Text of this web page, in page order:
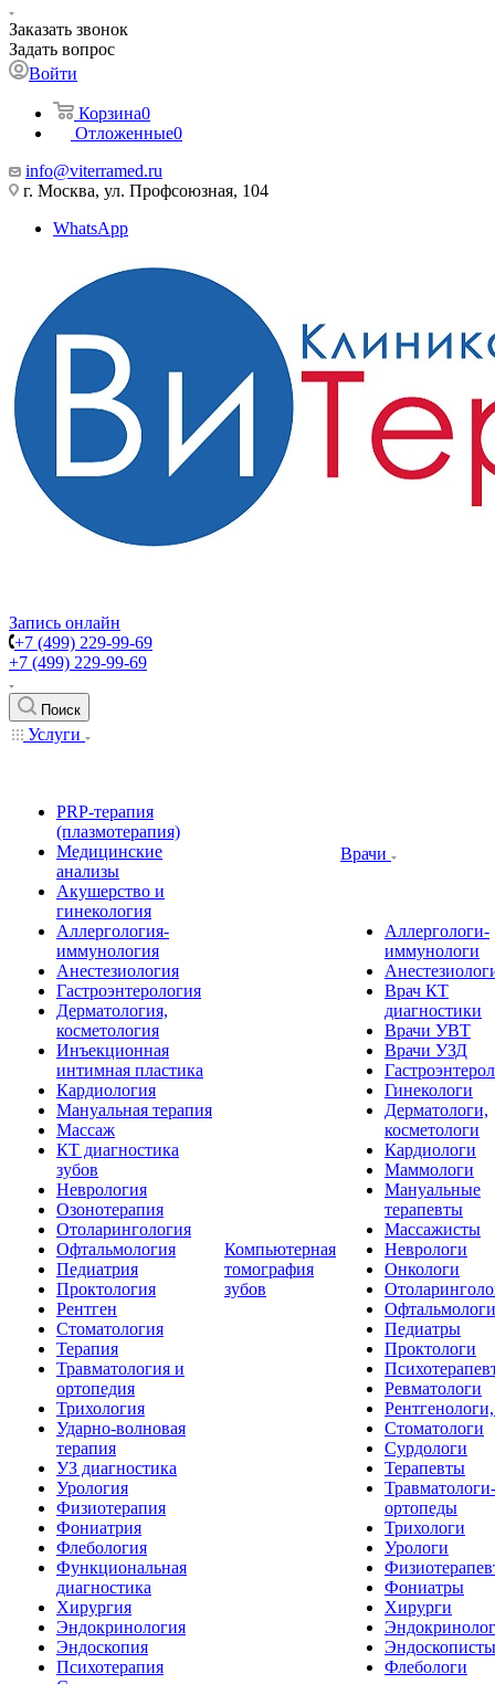
Заказать звонок
Задать вопрос
Войти
Корзина0
Отложенные0
info@viterramed.ru
г. Москва, ул. Профсоюзная, 104
WhatsApp
Запись онлайн
+7 (499) 229-99-69
+7 (499) 229-99-69
Поиск
Услуги
PRP-терапия
(плазмотерапия)
Медицинские
анализы
Акушерство и
гинекология
Аллергология-
иммунология
Анестезиология
Гастроэнтерология
Дерматология,
косметология
Инъекционная
интимная пластика
Кардиология
Мануальная терапия
Массаж
КТ диагностика
зубов
Неврология
Озонотерапия
Отоларингология
Офтальмология
Педиатрия
Проктология
Рентген
Стоматология
Терапия
Травматология и
ортопедия
Трихология
Ударно-волновая
терапия
УЗ диагностика
Урология
Физиотерапия
Фониатрия
Флебология
Функциональная
диагностика
Хирургия
Эндокринология
Эндоскопия
Психотерапия
Компьютерная
томография
зубов
Врачи
Аллергологи-
иммунологи
Врач КТ
диагностики
Врачи УВТ
Врачи УЗД
Гинекологи
Дерматологи,
косметологи
Кардиологи
Маммологи
Мануальные
терапевты
Массажисты
Неврологи
Онкологи
Офтальмологи
Педиатры
Проктологи
Ревматологи
Стоматологи
Сурдологи
Терапевты
Травматологи-
ортопеды
Трихологи
Урологи
Фониатры
Хирурги
Эндоскописты
Флебологи